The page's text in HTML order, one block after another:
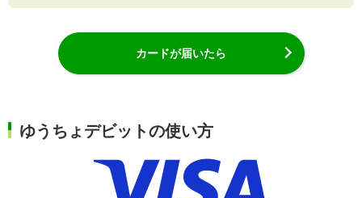
カードが届いたら
ゆうちょデビットの使い方